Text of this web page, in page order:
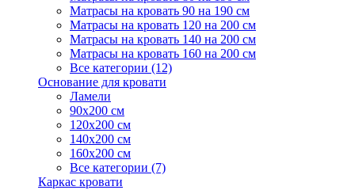
Матрасы на кровать 90 на 190 см
Матрасы на кровать 120 на 200 см
Матрасы на кровать 140 на 200 см
Матрасы на кровать 160 на 200 см
Все категории (12)
Основание для кровати
Ламели
90х200 см
120х200 см
140х200 см
160х200 см
Все категории (7)
Каркас кровати